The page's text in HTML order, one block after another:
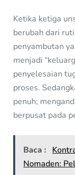
Ketika ketiga
berubah dari
penyambutan
menjadi
penyelesaian
proses.
penuh;
berpusat pada
Baca :
Nomaden: